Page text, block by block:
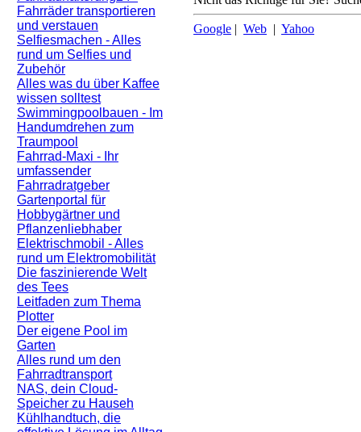
Fahrräder transportieren
und verstauen
Selfiesmachen - Alles
rund um Selfies und
Zubehör
Alles was du über Kaffee
wissen solltest
Swimmingpoolbauen - Im
Handumdrehen zum
Traumpool
Fahrrad-Maxi - Ihr
umfassender
Fahrradratgeber
Gartenportal für
Hobbygärtner und
Pflanzenliebhaber
Elektrischmobil - Alles
rund um Elektromobilität
Die faszinierende Welt
des Tees
Leitfaden zum Thema
Plotter
Der eigene Pool im
Garten
Alles rund um den
Fahrradtransport
NAS, dein Cloud-
Speicher zu Hauseh
Kühlhandtuch, die
Google | Web | Yahoo